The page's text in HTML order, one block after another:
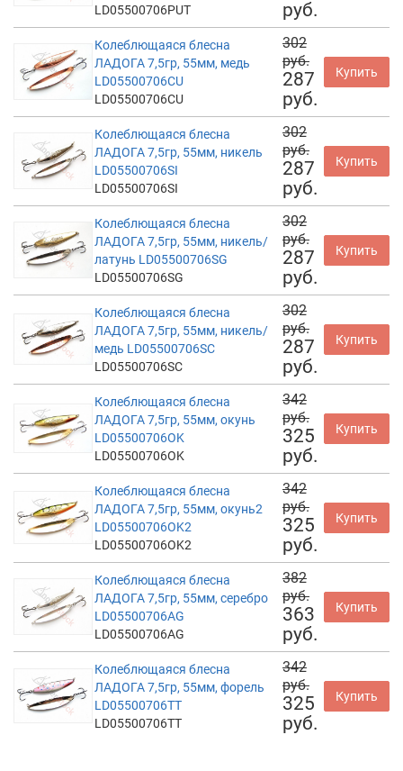
LD05500706PUT
руб.
Колеблющаяся блесна
ЛАДОГА 7,5гр, 55мм, медь
LD05500706CU
LD05500706CU
302
руб.
287
руб.
Купить
Колеблющаяся блесна
ЛАДОГА 7,5гр, 55мм, никель
LD05500706SI
LD05500706SI
302
руб.
287
руб.
Купить
Колеблющаяся блесна
ЛАДОГА 7,5гр, 55мм, никель/
латунь LD05500706SG
LD05500706SG
302
руб.
287
руб.
Купить
Колеблющаяся блесна
ЛАДОГА 7,5гр, 55мм, никель/
медь LD05500706SC
LD05500706SC
302
руб.
287
руб.
Купить
Колеблющаяся блесна
ЛАДОГА 7,5гр, 55мм, окунь
LD05500706OK
LD05500706OK
342
руб.
325
руб.
Купить
Колеблющаяся блесна
ЛАДОГА 7,5гр, 55мм, окунь2
LD05500706OK2
LD05500706OK2
342
руб.
325
руб.
Купить
Колеблющаяся блесна
ЛАДОГА 7,5гр, 55мм, серебро
LD05500706AG
LD05500706AG
382
руб.
363
руб.
Купить
Колеблющаяся блесна
ЛАДОГА 7,5гр, 55мм, форель
LD05500706TT
LD05500706TT
342
руб.
325
руб.
Купить